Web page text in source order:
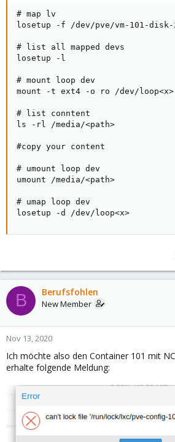
# map lv
losetup -f /dev/pve/vm-101-disk-
# list all mapped devs
losetup -l
# mount loop dev
mount -t ext4 -o ro /dev/loop<x>
# list conntent
ls -rl /media/<path>
#copy your content
# umount loop dev
umount /media/<path>
# umap loop dev
losetup -d /dev/loop<x>
B Berufsfohlen
New Member
Nov 13, 2020
Ich möchte also den Container 101 mit
erhalte folgende Meldung: